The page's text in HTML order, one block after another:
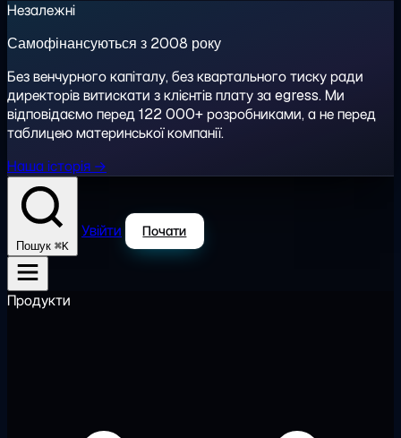
Незалежні
Самофінансуються з 2008 року
Без венчурного капіталу, без квартального тиску ради
директорів витискати з клієнтів плату за egress. Ми
відповідаємо перед 122 000+ розробниками, а не перед
таблицею материнської компанії.
Наша історія →
Пошук ⌘K
Увійти Почати
Продукти